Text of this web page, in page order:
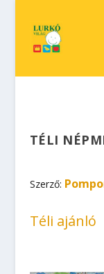
TÉLI
Szerző:
Téli ajánló